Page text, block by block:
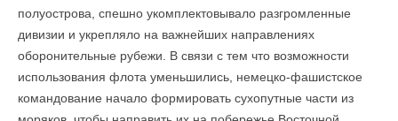
полуострова, спешно укомплектовывало разгромленные
дивизии и укрепляло на важнейших направлениях
оборонительные рубежи. В связи с тем что возможности
использования флота уменьшились, немецко-фашистское
командование начало формировать сухопутные части из